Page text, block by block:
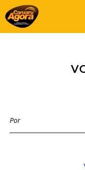
Por